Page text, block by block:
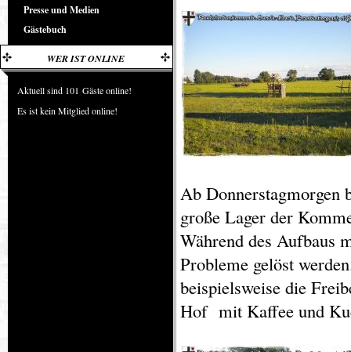
Presse und Medien
Gästebuch
WER IST ONLINE
Aktuell sind 101 Gäste online!
Es ist kein Mitglied online!
Ab Donnerstagmorgen
große Lager der
Während des Aufbaus
Probleme gelöst
beispielsweise die
Hof mit Kaffee und